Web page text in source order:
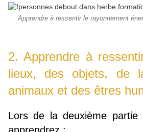
Apprendre à ressentir le rayonnement
2. Apprendre à
lieux, des objets, de
animaux et des êtres
Lors de la deuxième partie